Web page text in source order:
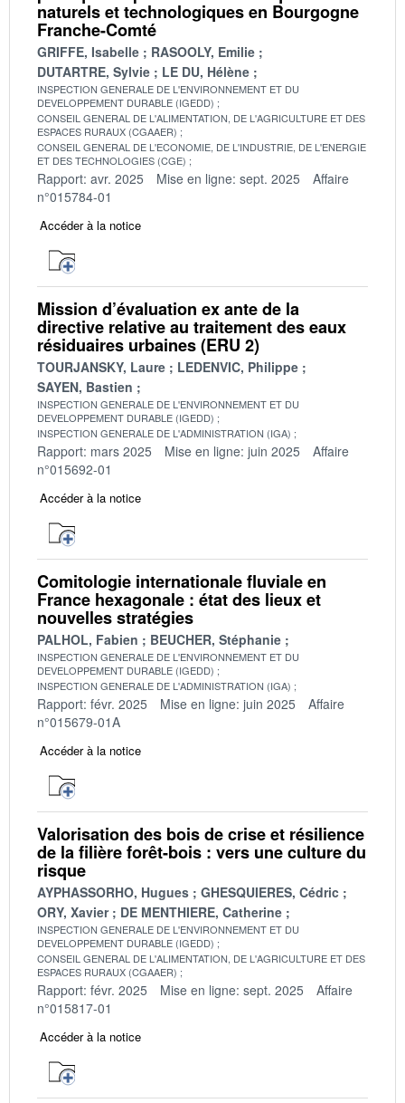
naturels et technologiques en Bourgogne
Franche-Comté
GRIFFE, Isabelle
RASOOLY, Emilie
DUTARTRE, Sylvie
LE DU, Hélène
INSPECTION GENERALE DE L'ENVIRONNEMENT ET DU
DEVELOPPEMENT DURABLE (IGEDD)
CONSEIL GENERAL DE L'ALIMENTATION, DE L'AGRICULTURE ET DES
ESPACES RURAUX (CGAAER)
CONSEIL GENERAL DE L'ECONOMIE, DE L'INDUSTRIE, DE L'ENERGIE
ET DES TECHNOLOGIES (CGE)
Rapport: avr. 2025 Mise en ligne: sept. 2025
Affaire
n°015784-01
Accéder à la notice
Mission d’évaluation ex ante de la
directive relative au traitement des eaux
résiduaires urbaines (ERU 2)
TOURJANSKY, Laure
LEDENVIC, Philippe
SAYEN, Bastien
INSPECTION GENERALE DE L'ENVIRONNEMENT ET DU
DEVELOPPEMENT DURABLE (IGEDD)
INSPECTION GENERALE DE L'ADMINISTRATION (IGA)
Rapport: mars 2025 Mise en ligne: juin 2025
Affaire
n°015692-01
Accéder à la notice
Comitologie internationale fluviale en
France hexagonale : état des lieux et
nouvelles stratégies
PALHOL, Fabien BEUCHER, Stéphanie
INSPECTION GENERALE DE L'ENVIRONNEMENT ET DU
DEVELOPPEMENT DURABLE (IGEDD)
INSPECTION GENERALE DE L'ADMINISTRATION (IGA)
Rapport: févr. 2025 Mise en ligne: juin 2025
Affaire
n°015679-01A
Accéder à la notice
Valorisation des bois de crise et résilience
de la filière forêt-bois : vers une culture du
risque
AYPHASSORHO, Hugues
GHESQUIERES, Cédric
ORY, Xavier
DE MENTHIERE, Catherine
INSPECTION GENERALE DE L'ENVIRONNEMENT ET DU
DEVELOPPEMENT DURABLE (IGEDD)
CONSEIL GENERAL DE L'ALIMENTATION, DE L'AGRICULTURE ET DES
ESPACES RURAUX (CGAAER)
Rapport: févr. 2025 Mise en ligne: sept. 2025
Affaire
n°015817-01
Accéder à la notice